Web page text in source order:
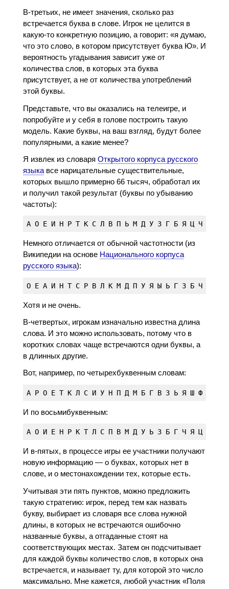
В-третьих, не имеет значения, сколько раз
встречается буква в слове. Игрок не целится в
какую-то конкретную позицию, а говорит: «я думаю,
что это слово, в котором присутствует буква Ю». И
вероятность угадывания зависит уже от
количества слов, в которых эта буква
присутствует, а не от количества употреблений
этой буквы.
Представьте, что вы оказались на телеигре, и
попробуйте и у себя в голове построить такую
модель. Какие буквы, на ваш взгляд, будут более
популярными, а какие менее?
Я извлек из словаря Открытого корпуса русского
языкавсе нарицательные существительные,
которых вышло примерно 66 тысяч, обработал их
и получил такой результат (буквы по убыванию
частоты):
Немного отличается от обычной частотности (из
Википедии на основе Национального корпуса
русского языка):
Хотя и не очень.
В-четвертых, игрокам изначально известна длина
слова. И это можно использовать, потому что в
коротких словах чаще встречаются одни буквы, а
в длинных другие.
Вот, например, по четырехбуквенным словам:
И по восьмибуквенным:
И в-пятых, в процессе игры ее участники получают
новую информацию — о буквах, которых нет в
слове, и о местонахождении тех, которые есть.
Учитывая эти пять пунктов, можно предложить
такую стратегию: игрок, перед тем как назвать
букву, выбирает из словаря все слова нужной
длины, в которых не встречаются ошибочно
названные буквы, а отгаданные стоят на
соответствующих местах. Затем он подсчитывает
для каждой буквы количество слов, в которых она
встречается, и называет ту, для которой это число
максимально. Мне кажется, любой участник «Поля